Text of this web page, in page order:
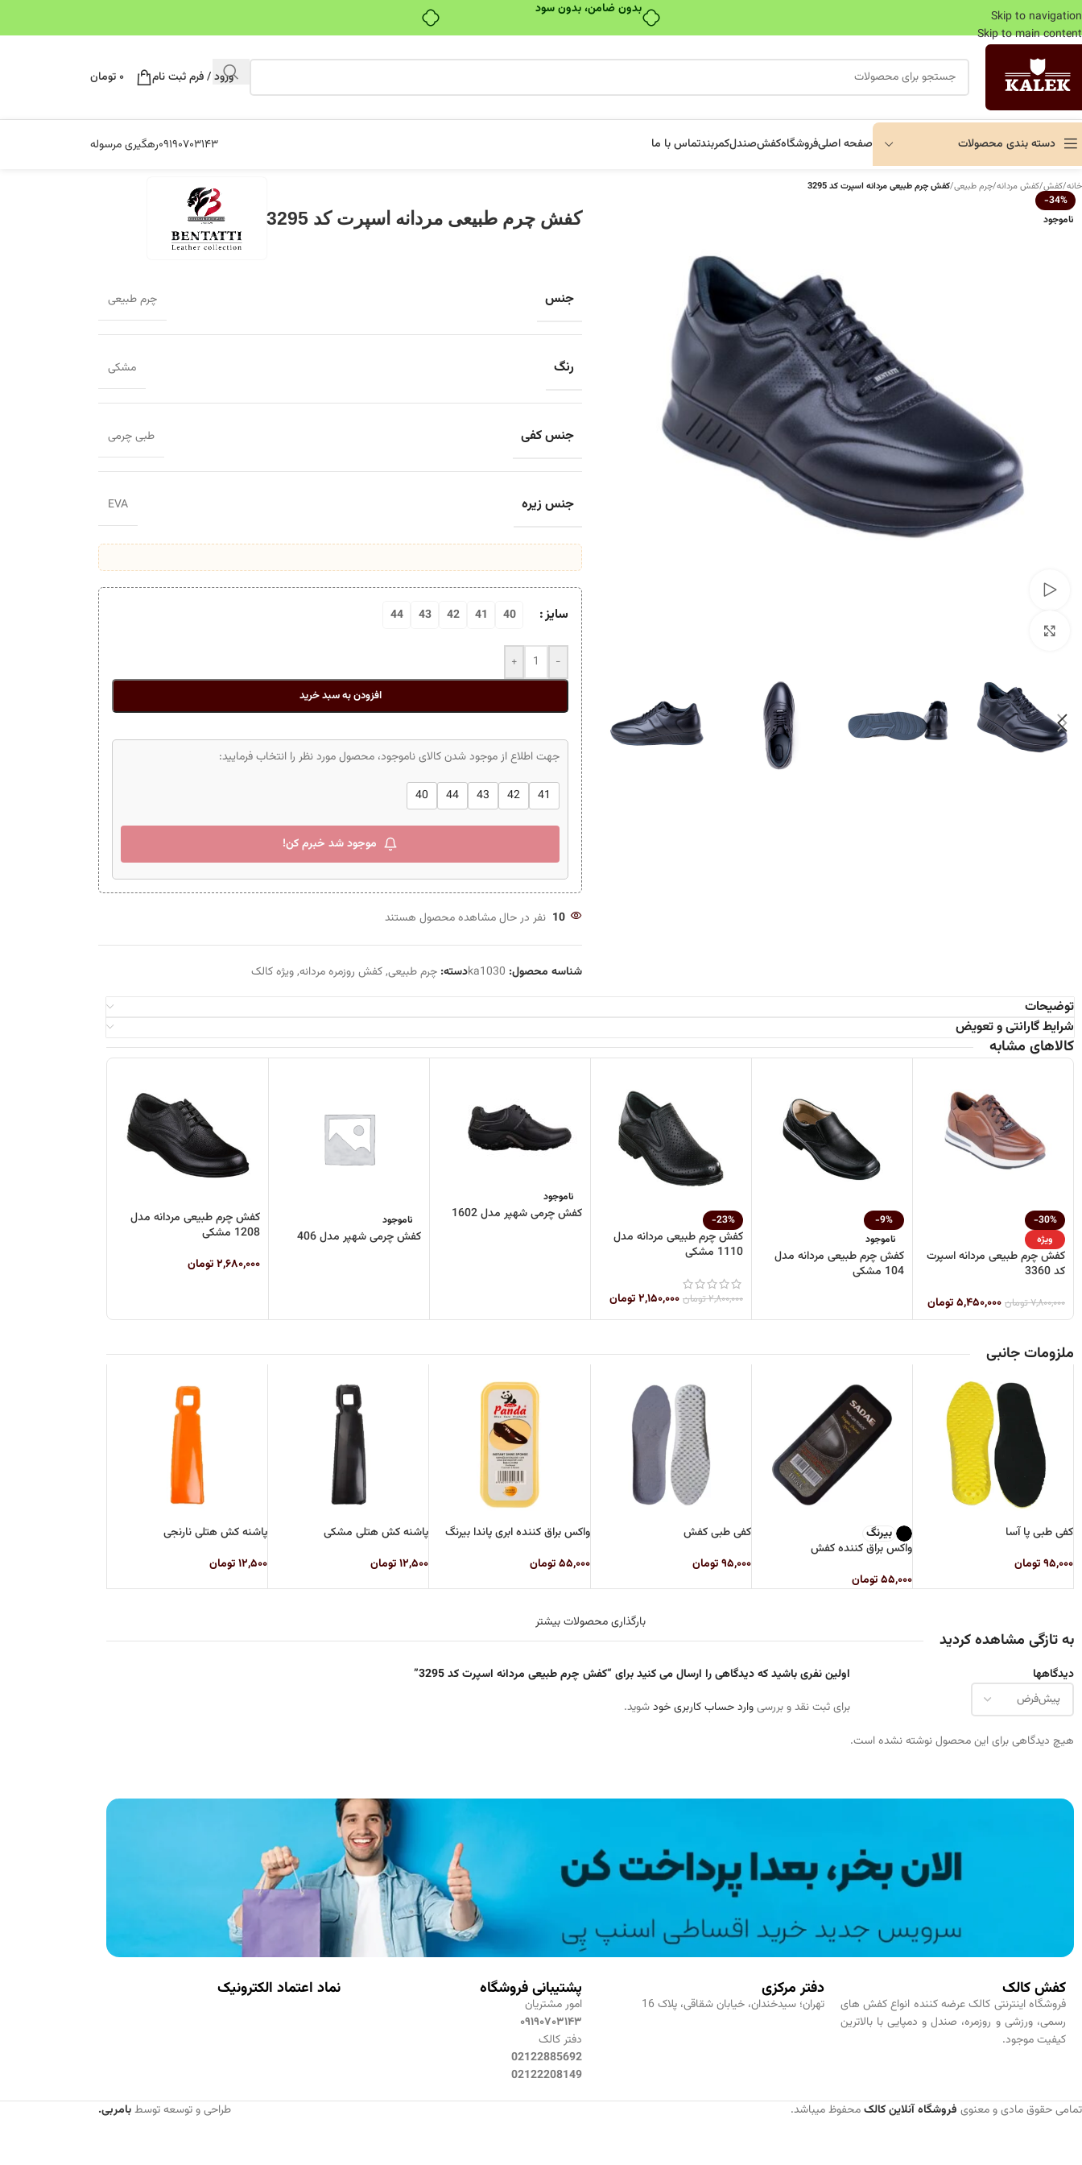
بدون ضامن، بدون سود
Skip to navigation
Skip to main content
ورود / فرم ثبت نام ۰ تومان
دسته بندی محصولات صفحه اصلیفروشگاهکفشصندلکمربندتماس با ما ۰۹۱۹۰۷۰۳۱۴۳رهگیری مرسوله
خانه/کفش/کفش مردانه/چرم طبیعی/کفش چرم طبیعی مردانه اسپرت کد 3295
-34%
ناموجود
کفش چرم طبیعی مردانه اسپرت کد 3295
جنس چرم طبیعی
رنگ مشکی
جنس کفی طبی چرمی
جنس زیره EVA
سایز 40
41
42
43
44
-
+
افزودن به سبد خرید
جهت اطلاع از موجود شدن کالای ناموجود، محصول مورد نظر را انتخاب فرمایید:
41
42
43
44
40
موجود شد خبرم کن!
10 نفر در حال مشاهده محصول هستند
شناسه محصول: ka1030دسته: چرم طبیعی,کفش روزمره مردانه,ویژه کالک
توضیحات
شرایط گارانتی و تعویض
کالاهای مشابه
-30%
ویژه
کفش چرم طبیعی مردانه اسپرت
کد 3360
۷,۸۰۰,۰۰۰تومان ۵,۴۵۰,۰۰۰تومان
-9%
ناموجود
کفش چرم طبیعی مردانه مدل
104 مشکی
-23%
کفش چرم طبیعی مردانه مدل
1110 مشکی
۲,۸۰۰,۰۰۰تومان ۲,۱۵۰,۰۰۰تومان
ناموجود
کفش چرمی شهپر مدل 1602 ناموجود
کفش چرمی شهپر مدل 406
کفش چرم طبیعی مردانه مدل
1208 مشکی
۲,۶۸۰,۰۰۰تومان
ملزومات جانبی
کفی طبی پا آسا
۹۵,۰۰۰تومان
بیرنگ
واکس براق کننده کفش
۵۵,۰۰۰تومان
کفی طبی کفش
۹۵,۰۰۰تومان
واکس براق کننده ابری پاندا بیرنگ
۵۵,۰۰۰ تومان
پاشنه کش هتلی مشکی
۱۲,۵۰۰تومان
پاشنه کش هتلی نارنجی
۱۲,۵۰۰تومان
بارگذاری محصولات بیشتر
به تازگی مشاهده کردید
دیدگاهها
هیچ دیدگاهی برای این محصول نوشته نشده است.
اولین نفری باشید که دیدگاهی را ارسال می کنید برای “کفش چرم طبیعی مردانه اسپرت کد 3295”
برای ثبت نقد و بررسیوارد حساب کاربری خودشوید.
کفش کالک
فروشگاه اینترنتی کالک عرضه کننده انواع کفش های
رسمی، ورزشی و روزمره، صندل و دمپایی با بالاترین
کیفیت موجود.
دفتر مرکزی
تهران؛ سیدخندان، خیابان شقاقی، پلاک 16
پشتیبانی فروشگاه
امور مشتریان
۰۹۱۹۰۷۰۳۱۴۳
دفتر کالک
02122885692
02122208149
نماد اعتماد الکترونیک
تمامی حقوق مادی و معنوی فروشگاه آنلاین کالکمحفوظ میباشد. طراحی و توسعه توسطبامربی.